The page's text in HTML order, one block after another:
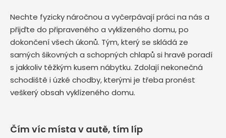
Nechte fyzicky náročnou a vyčerpávají práci na nás a
přijďte do připraveného a vyklizeného domu, po
dokončení všech úkonů. Tým, který se skládá ze
samých šikovných a schopných chlapů si hravě poradí
s jakkoliv těžkým kusem nábytku. Zdolají nekonečná
schodiště i úzké chodby, kterými je třeba pronést
veškerý obsah vyklízeného domu.
Čím víc místa v autě, tím líp